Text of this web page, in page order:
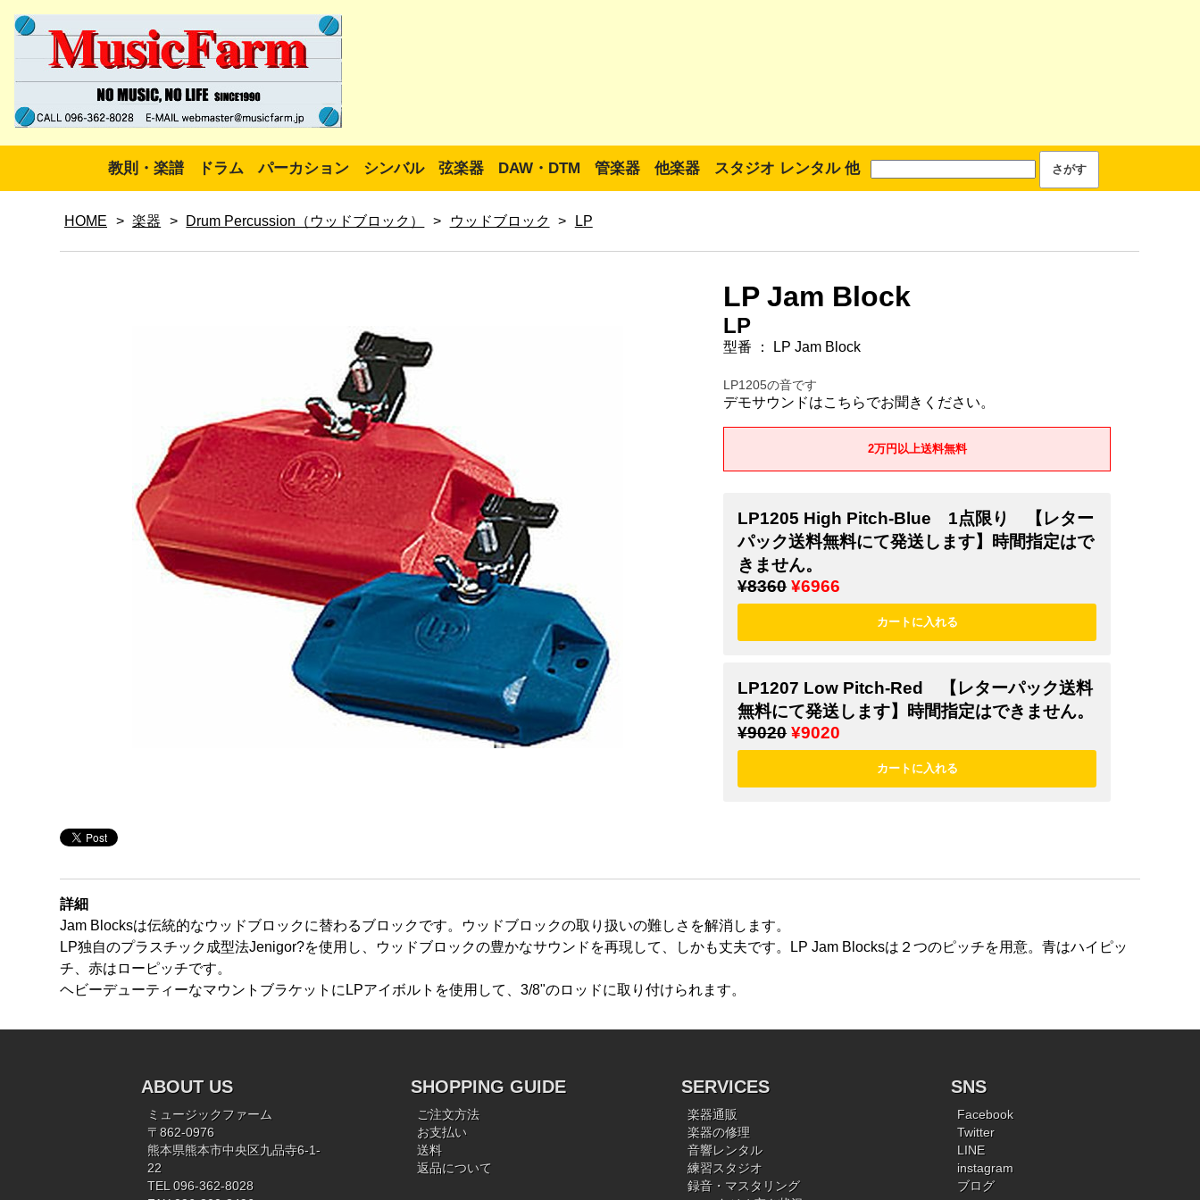
教則・楽譜 ドラム パーカション シンバル 弦楽器 DAW・DTM 管楽器 他楽器 スタジオ レンタル 他
HOME > 楽器 > Drum Percussion（ウッドブロック） > ウッドブロック > LP
LP Jam Block
LP
型番 ： LP Jam Block
LP1205の音です
デモサウンドはこちらでお聞きください。
2万円以上送料無料
LP1205 High Pitch-Blue 1点限り 【レター
パック送料無料にて発送します】時間指定はで
きません。
¥8360 ¥6966
LP1207 Low Pitch-Red 【レターパック送料
無料にて発送します】時間指定はできません。
¥9020 ¥9020
詳細
Jam Blocksは伝統的なウッドブロックに替わるブロックです。ウッドブロックの取り扱いの難しさを解消します。
LP独自のプラスチック成型法Jenigor?を使用し、ウッドブロックの豊かなサウンドを再現して、しかも丈夫です。LP Jam Blocksは２つのピッチを用意。青はハイピッ
チ、赤はローピッチです。
ヘビーデューティーなマウントブラケットにLPアイボルトを使用して、3/8"のロッドに取り付けられます。
ABOUT US
ミュージックファーム
〒862-0976
熊本県熊本市中央区九品寺6-1-
22
TEL 096-362-8028
SHOPPING GUIDE
ご注文方法
お支払い
送料
返品について
SERVICES
楽器通販
楽器の修理
音響レンタル
練習スタジオ
録音・マスタリング
SNS
Facebook
Twitter
LINE
instagram
ブログ